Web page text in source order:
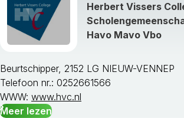
Herbert Vissers
Havo Mavo Vbo
Beurtschipper, 2152 LG NIEUW-VENNEP
Telefoon nr.: 0252661566
WWW: www.hvc.nl
Meer lezen